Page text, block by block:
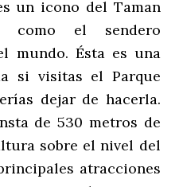
un icono del Taman
como el sendero
mundo. Ésta es una
si visitas el Parque
dejar de hacerla.
de 530 metros de
sobre el nivel del
atracciones